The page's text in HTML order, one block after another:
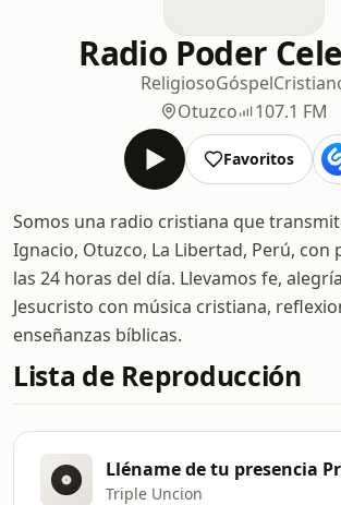
Radio Poder
ReligiosoGóspel
Otuzco
107.1 FM
Favoritos
Somos una radio cristiana que
Ignacio, Otuzco, La Libertad, Perú, con
las 24 horas del día. Llevamos fe,
Jesucristo con música cristiana,
enseñanzas bíblicas.
Lista de Reproducción
Triple Uncion